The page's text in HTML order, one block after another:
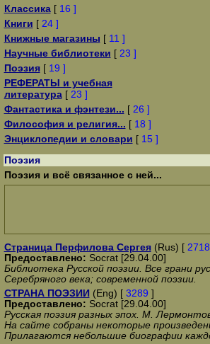
Классика[ 16 ]
Книги [ 24 ]
Книжные магазины [ 11 ]
Научные библиотеки [ 23 ]
Поэзия[ 19 ]
РЕФЕРАТЫ и учебная
литература[ 23 ]
Фантастика и фэнтези... [ 26 ]
Философия и религия... [ 18 ]
Энциклопедии и словари [ 15 ]
Поэзия
Поэзия и всё связанное с ней...
Страница Перфилова Сергея(Rus) [ 2718
Предоставлено: Socrat [29.04.00]
Библиотека Русской поэзии. Все грани
Серебряного века; современной поэзии.
СТРАНА ПОЭЗИИ (Eng) [ 3289 ]
Предоставлено: Socrat [29.04.00]
Русская поэзия разных эпох. М.
На сайте собраны некоторые
Прилагаются небольшие биографии